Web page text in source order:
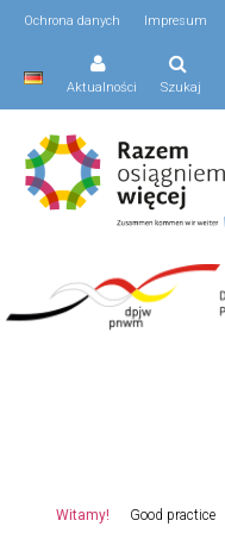
Ochrona danych Impresum
Aktualności Szukaj
Przeskocz
Witamy! Good practice